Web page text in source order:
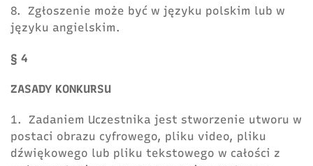
8. Zgłoszenie może być w języku polskim lub w
języku angielskim.
§ 4
ZASADY KONKURSU
1. Zadaniem Uczestnika jest stworzenie utworu w
postaci obrazu cyfrowego, pliku video, pliku
dźwiękowego lub pliku tekstowego w całości z